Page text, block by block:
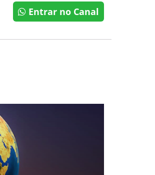
Entrar no Canal